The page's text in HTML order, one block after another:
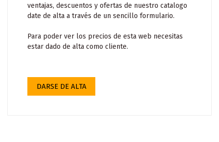
ventajas, descuentos y ofertas de nuestro catalogo
date de alta a través de un sencillo formulario.
Para poder ver los precios de esta web necesitas
estar dado de alta como cliente.
DARSE DE ALTA